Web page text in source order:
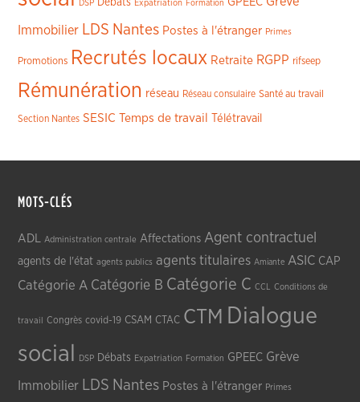
DSP Expatriation Formation
Immobilier LDS Nantes Postes à l'étranger Primes
Promotions Recrutés locaux Retraite RGPP rifseep
Rémunération réseau Réseau consulaire Santé au travail
Section Nantes SESIC Temps de travail Télétravail
MOTS-CLÉS
ADL Administration centrale Affectations Agent contractuel
agents de l'état agents publics agents titulaires Amiante ASIC CAP
Catégorie A Catégorie B Catégorie C CCL Conditions de
travail Congrès covid-19 CSAM CTAC CTM Dialogue
social
DSP Débats Expatriation Formation GPEEC Grève
Immobilier LDS Nantes Postes à l'étranger Primes